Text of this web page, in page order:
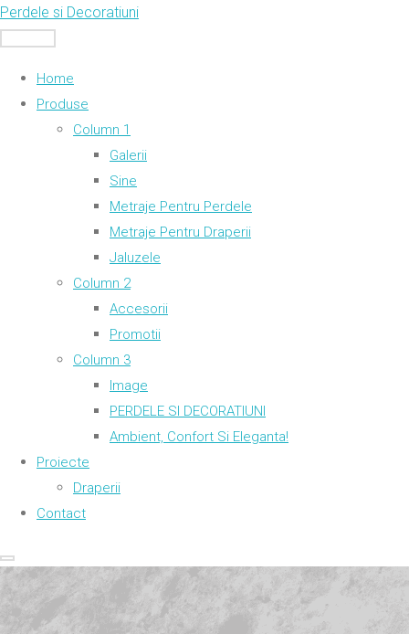
Skip
to
Perdele si Decoratiuni
Home
Produse
Column 1
Galerii
Sine
Metraje Pentru Perdele
Metraje Pentru Draperii
Jaluzele
Column 2
Accesorii
Promotii
Column 3
Image
PERDELE SI DECORATIUNI
Ambient, Confort Si Eleganta!
Proiecte
Draperii
Contact